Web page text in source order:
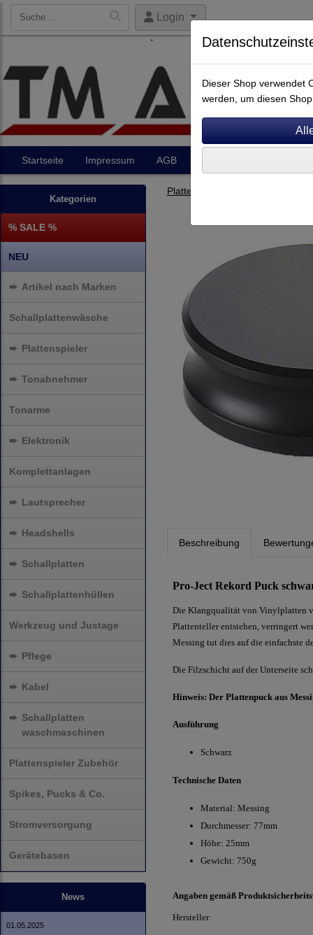
Login
Startseite Impressum AGB
Kategorien
% SALE %
NEU
➨ Artikel nach Marken
Schallplattenwäsche
➨ Plattenspieler
➨ Tonabnehmer
Tonarme
➨ Elektronik
Komplettanlagen
➨ Lautsprecher
➨ Headshells
➨ Schallplatten
➨ Schallplattenhüllen
Werkzeug und Justage
➨ Pflege
➨ Kabel
➨ Schallplatten
waschmaschinen
Plattenspieler Zubehör
Spikes, Pucks & Co.
Stromversorgung
Gerätebasen
News
01.05.2025
Plattenspieler Zubehör
Beschreibung
Pro-Ject Rekord Puck
Die Klangqualität von Vinylplatten
Plattenteller entstehen, verringert
Messing tut dies auf die einfachste
Die Filzschicht auf der Unterseite
Hinweis: Der Plattenpuck aus
Ausführung
Schwarz
Technische Daten
Material: Messing
Durchmesser: 77mm
Höhe: 25mm
Gewicht: 750g
Angaben gemäß
Hersteller:
Dieser Shop verwendet
werden, um diesen